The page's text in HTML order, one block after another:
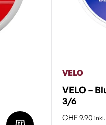
VELO
VELO –
3/6
CHF9.90